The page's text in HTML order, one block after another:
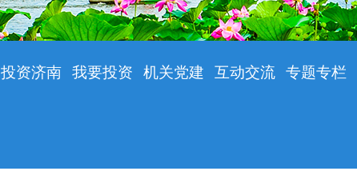
投资济南 我要投资 机关党建 互动交流 专题专栏